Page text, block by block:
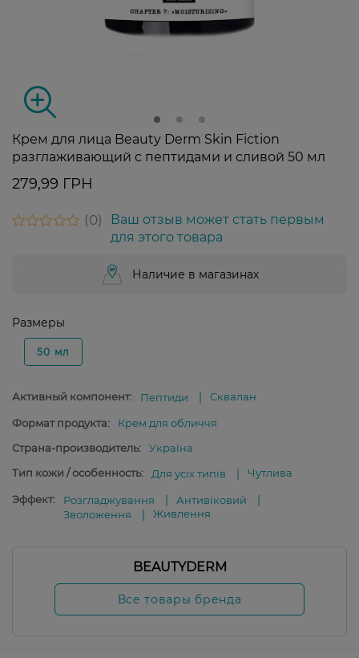
Крем для лица Beauty Derm Skin Fiction
разглаживающий с пептидами и сливой 50 мл
279,99 ГРН
0
Ваш отзыв может стать первым
для этого товара
Наличие в магазинах
Размеры
50 мл
Активный компонент: Пептиди Сквалан
Формат продукта:
Крем для обличчя
Страна-производитель:
Україна
Тип кожи / особенность:
Для усіх типів Чутлива
Эффект: Розгладжування
Антивіковий
Зволоження
Живлення
BEAUTYDERM
Все товары бренда